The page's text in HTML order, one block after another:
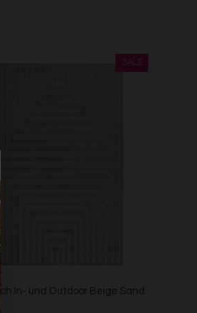
In- und Outdoor Beige Sand